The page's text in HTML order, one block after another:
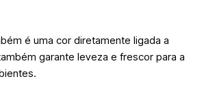
é uma cor diretamente ligada a
garante leveza e frescor para a